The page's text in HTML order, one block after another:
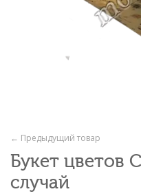
← Предыдущий товар
Букет цветов
случай